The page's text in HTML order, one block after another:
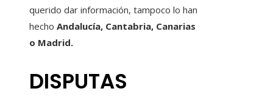
querido dar información, tampoco lo han
hecho Andalucía, Cantabria, Canarias
o Madrid.
DISPUTAS